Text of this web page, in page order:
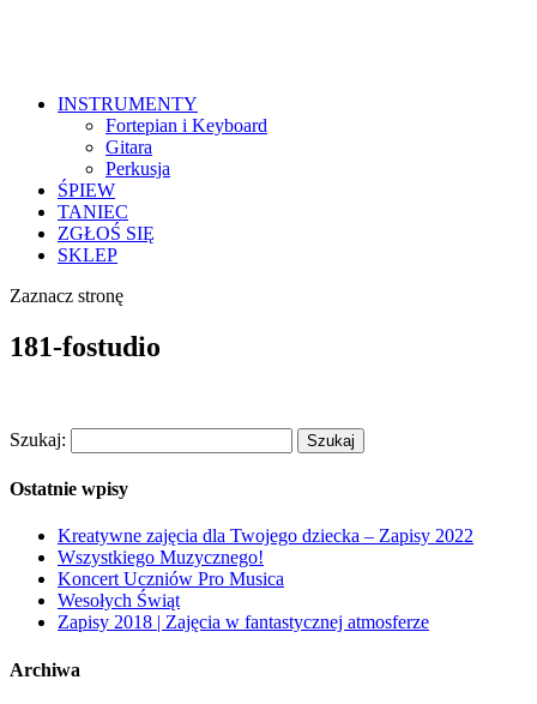
INSTRUMENTY
Fortepian i Keyboard
Gitara
Perkusja
ŚPIEW
TANIEC
ZGŁOŚ SIĘ
SKLEP
Zaznacz stronę
181-fostudio
Szukaj:
Ostatnie wpisy
Kreatywne zajęcia dla Twojego dziecka – Zapisy 2022
Wszystkiego Muzycznego!
Koncert Uczniów Pro Musica
Wesołych Świąt
Zapisy 2018 | Zajęcia w fantastycznej atmosferze
Archiwa